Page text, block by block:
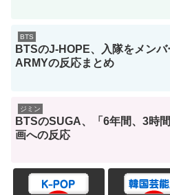
BTS
BTSのJ-HOPE、入隊をメンバ
ARMYの反応まとめ
ジミン
BTSのSUGA、「6年間、3時
画への反応